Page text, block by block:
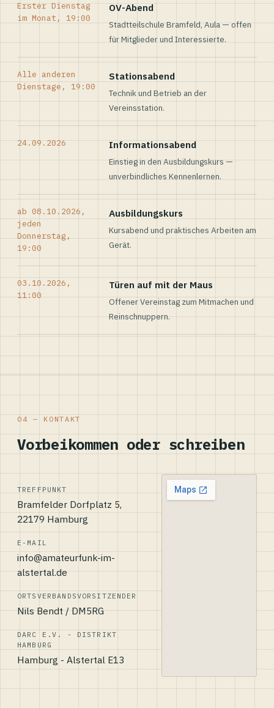
Erster Dienstag
im Monat, 19:00
OV-Abend
Stadtteilschule Bramfeld, Aula — offen
für Mitglieder und Interessierte.
Alle anderen
Dienstage, 19:00
Stationsabend
Technik und Betrieb an der
Vereinsstation.
24.09.2026 Informationsabend
Einstieg in den Ausbildungskurs —
unverbindliches Kennenlernen.
ab 08.10.2026,
jeden
Donnerstag,
19:00
Ausbildungskurs
Kursabend und praktisches Arbeiten am
Gerät.
03.10.2026,
11:00
Türen auf mit der Maus
Offener Vereinstag zum Mitmachen und
Reinschnuppern.
04 — KONTAKT
Vorbeikommen oder schreiben
TREFFPUNKT
Bramfelder Dorfplatz 5,
22179 Hamburg
E-MAIL
info@amateurfunk-im-
alstertal.de
ORTSVERBANDSVORSITZENDER
Nils Bendt / DM5RG
DARC E.V. - DISTRIKT
HAMBURG
Hamburg - Alstertal E13